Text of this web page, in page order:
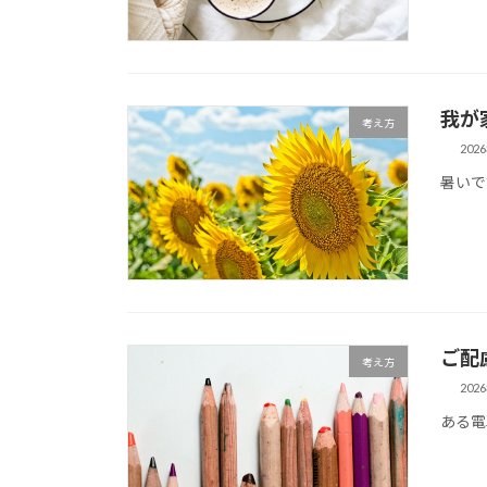
考え方 我が
暑い
考え方 ご配
ある